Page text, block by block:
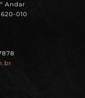
Andar
010